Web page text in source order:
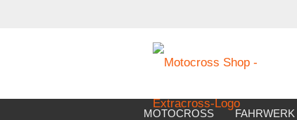
MOTOCROSS FAHRWERK